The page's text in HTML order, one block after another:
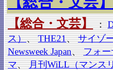
【総合・文芸】 ：
ス）、THE21、サイゾ
Newsweek Japan、フォ
マ、月刊WiLL（マンス